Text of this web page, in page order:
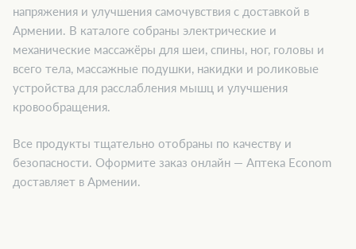
напряжения и улучшения самочувствия с доставкой в
Армении. В каталоге собраны электрические и
механические массажёры для шеи, спины, ног, головы и
всего тела, массажные подушки, накидки и роликовые
устройства для расслабления мышц и улучшения
кровообращения.
Все продукты тщательно отобраны по качеству и
безопасности. Оформите заказ онлайн — Аптека Econom
доставляет в Армении.